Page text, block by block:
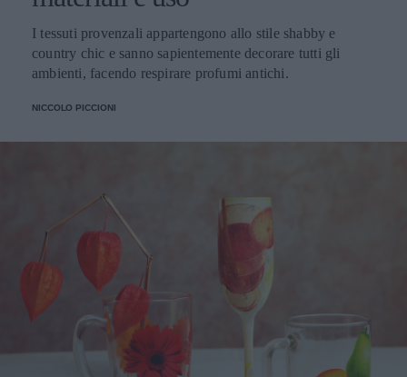
I tessuti provenzali appartengono allo stile shabby e
country chic e sanno sapientemente decorare tutti gli
ambienti, facendo respirare profumi antichi.
NICCOLO PICCIONI